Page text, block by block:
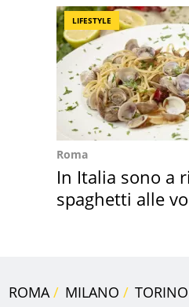
LIFESTYLE
Roma
In Italia sono a
spaghetti alle
ROMA MILANO TORINO